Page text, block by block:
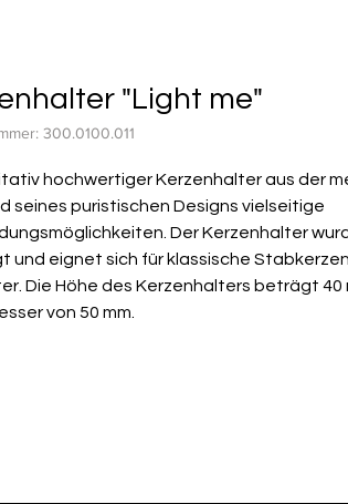
"Light me"
300.0100.011
hochwertiger Kerzenhalter aus der
seines puristischen Designs vielseitige
Der Kerzenhalter
und eignet sich für klassische
Die Höhe des Kerzenhalters beträgt 40
von 50 mm.